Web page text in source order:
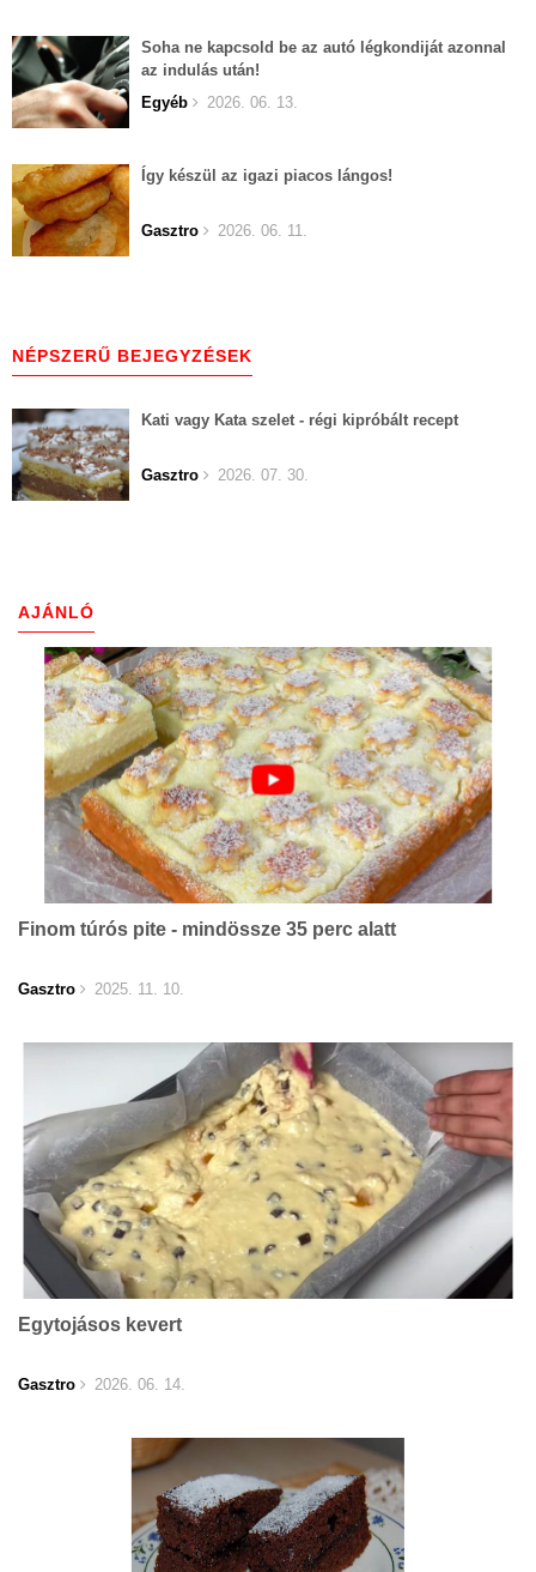
Soha ne kapcsold be az autó légkondiját azonnal
az indulás után!
Egyéb
2026. 06. 13.
Így készül az igazi piacos lángos!
Gasztro 2026. 06. 11.
NÉPSZERŰ BEJEGYZÉSEK
Kati vagy Kata szelet - régi kipróbált recept
Gasztro 2026. 07. 30.
AJÁNLÓ
Finom túrós pite - mindössze 35 perc alatt
Gasztro 2025. 11. 10.
Egytojásos kevert
Gasztro 2026. 06. 14.